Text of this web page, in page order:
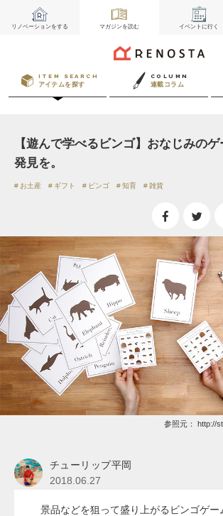
リノベーションをする マガジンを読む イベント に行く
ITEM SEARCH
アイテムを探す
COLUMN
連載コラム
【遊んで学べるビンゴ】おなじみの
発見を。
お土産 ギフト ビンゴ 知育 雑貨
参照元： http://
チューリップ平岡
2018.06.27
景品などを狙って盛り上がるビンゴゲー